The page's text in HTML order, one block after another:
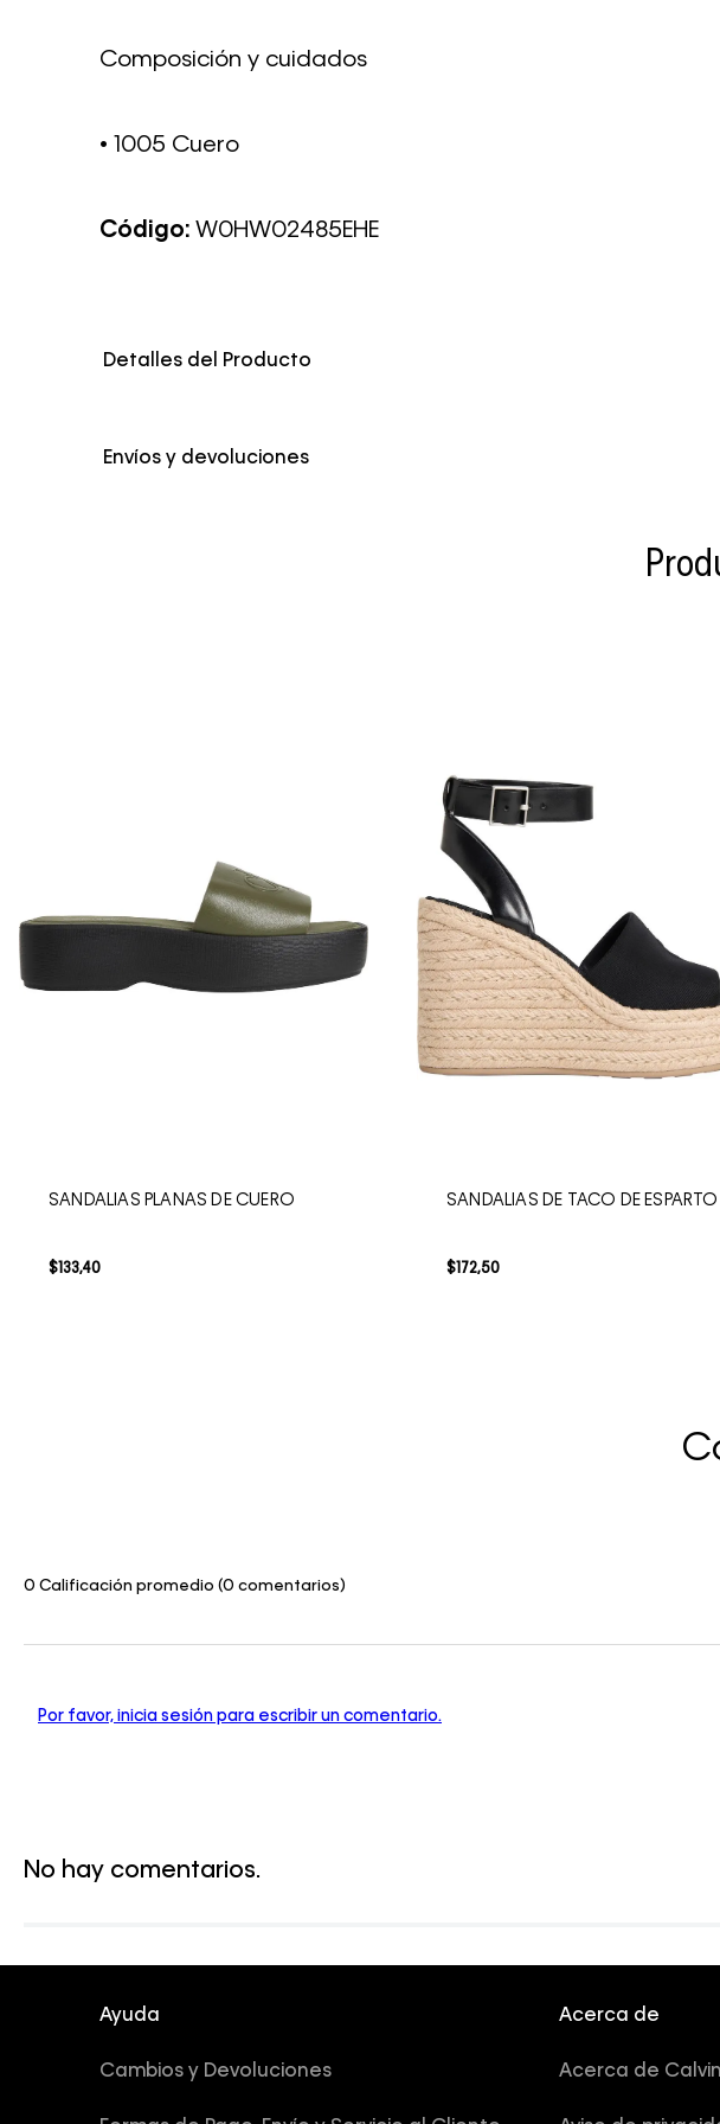
Composición y cuidados
• 1005 Cuero
Código: W0HW02485EHE
Detalles del Producto
Color Negro
Envíos y devoluciones
SANDALIAS PLANAS DE CUERO
$133,40
SANDALIAS DE TACO DE ESPARTO
$172,50
0 Calificación promedio (0 comentarios)
Por favor, inicia sesión para escribir un comentario.
No hay comentarios.
Ayuda
Cambios y Devoluciones
Acerca de
Acerca de